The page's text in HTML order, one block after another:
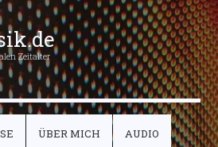
Zeitalter
ÜBER MICH AUDIO